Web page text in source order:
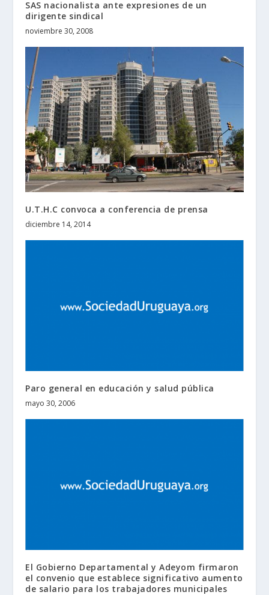
SAS nacionalista ante expresiones de un
dirigente sindical
noviembre 30, 2008
U.T.H.C convoca a conferencia de prensa
diciembre 14, 2014
Paro general en educación y salud pública
mayo 30, 2006
El Gobierno Departamental y Adeyom firmaron
el convenio que establece significativo aumento
de salario para los trabajadores municipales